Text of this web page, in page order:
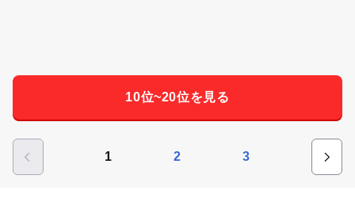
10位~20位を見る
1 2 3